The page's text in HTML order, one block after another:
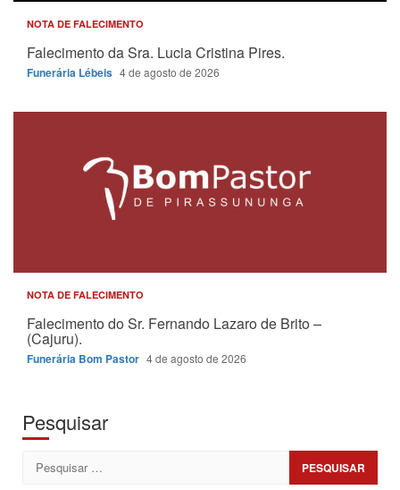
NOTA DE FALECIMENTO
Falecimento da Sra. Lucia Cristina Pires.
Funerária Lébeis 4 de agosto de 2026
NOTA DE FALECIMENTO
Falecimento do Sr. Fernando Lazaro de Brito –
(Cajuru).
Funerária Bom Pastor 4 de agosto de 2026
Pesquisar
Pesquisar